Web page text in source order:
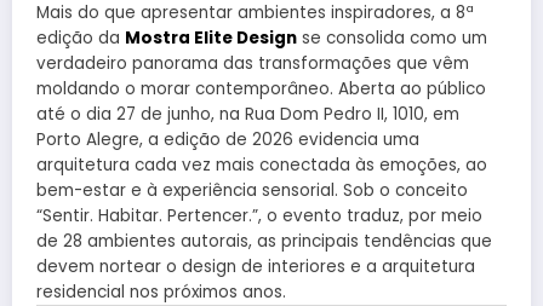
Mais do que apresentar ambientes inspiradores, a 8ª
edição da Mostra Elite Design se consolida como um
verdadeiro panorama das transformações que vêm
moldando o morar contemporâneo. Aberta ao público
até o dia 27 de junho, na Rua Dom Pedro II, 1010, em
Porto Alegre, a edição de 2026 evidencia uma
arquitetura cada vez mais conectada às emoções, ao
bem-estar e à experiência sensorial. Sob o conceito
“Sentir. Habitar. Pertencer.”, o evento traduz, por meio
de 28 ambientes autorais, as principais tendências que
devem nortear o design de interiores e a arquitetura
residencial nos próximos anos.